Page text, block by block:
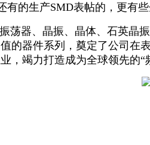
的生产SMD表帖的，更有
荡器、晶振、晶体、石英晶
的器件系列，奠定了公司在
，竭力打造成为全球领先的